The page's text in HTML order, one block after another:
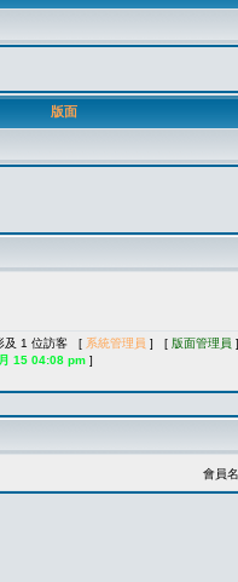
版面
及 1 位訪客 [ 系統管理員 ] [ 版面管理員 ]
15 04:08 pm ]
會員